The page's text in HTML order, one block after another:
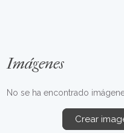
Imágenes
No se ha encontrado
Crear